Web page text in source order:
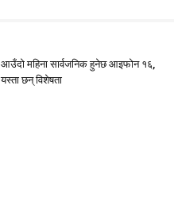
आउँदो महिना सार्वजनिक हुनेछ आइफोन १६,
यस्ता छन् विशेषता